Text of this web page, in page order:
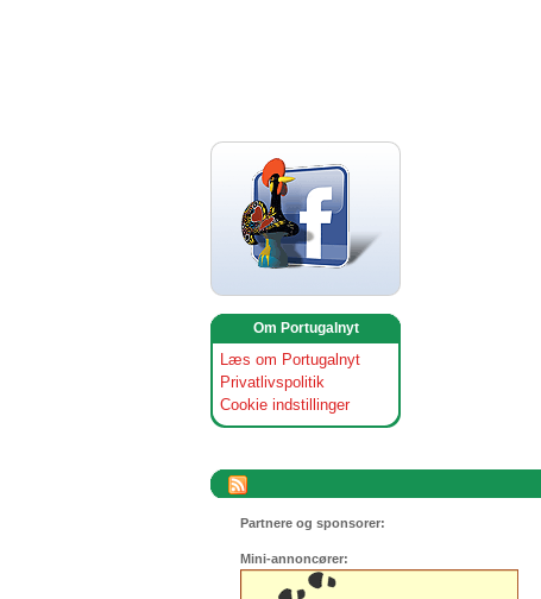
Om Portugalnyt
Læs om Portugalnyt
Privatlivspolitik
Cookie indstillinger
Partnere og sponsorer:
Mini-annoncører: